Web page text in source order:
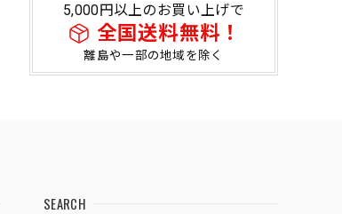
5,000円以上のお買い上げで
全国送料無料！
離島や一部の地域を除く
SEARCH